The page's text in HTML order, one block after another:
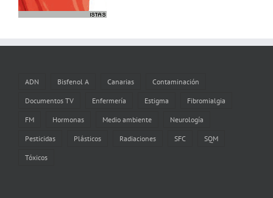
ADN Bisfenol A Canarias Contaminación
Documentos TV Enfermería Estigma Fibromialgia
FM Hormonas Medio ambiente Neurología
Pesticidas Plásticos Radiaciones SFC SQM
Tóxicos